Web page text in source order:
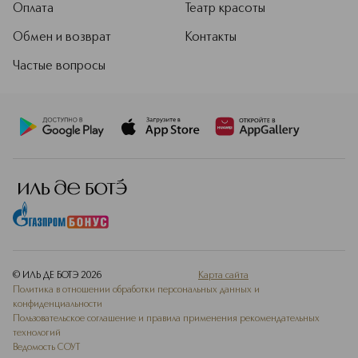
Оплата
Обмен и возврат
Частые вопросы
Театр красоты
Контакты
© ИЛЬ ДЕ БОТЭ 2026
Карта сайта
Политика в отношении обработки персональных данных и
конфиденциальности
Пользовательское соглашение и правила применения рекомендательных
технологий
Ведомость СОУТ